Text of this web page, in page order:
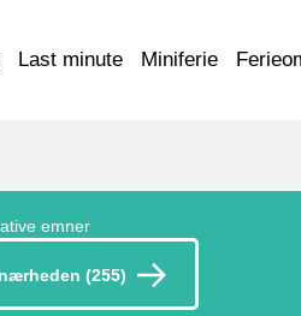
Last minute Miniferie
emner
(255)